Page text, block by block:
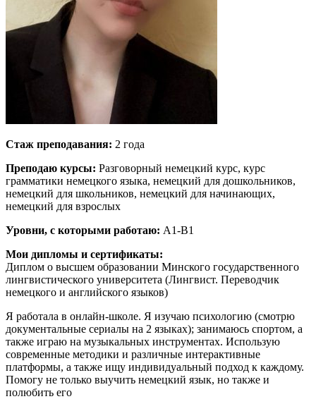
Стаж преподавания: 2 года
Преподаю курсы: Разговорный немецкий курс, курс
грамматики немецкого языка, немецкий для дошкольников,
немецкий для школьников, немецкий для начинающих,
немецкий для взрослых
Уровни, с которыми работаю: A1-B1
Мои дипломы и сертификаты:
Диплом о высшем образовании Минского государственного
лингвистического университета (Лингвист. Переводчик
немецкого и английского языков)
Я работала в онлайн-школе. Я изучаю психологию (смотрю
документальные сериалы на 2 языках); занимаюсь спортом, а
также играю на музыкальных инструментах. Использую
современные методики и различные интерактивные
платформы, а также ищу индивидуальный подход к каждому.
Помогу не только выучить немецкий язык, но также и
полюбить его